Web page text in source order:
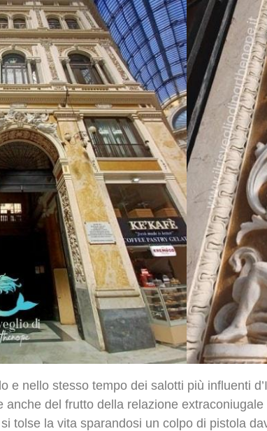
e nello stesso tempo dei salotti più influenti
del frutto della relazione
tolse la vita sparandosi un colpo di pistola